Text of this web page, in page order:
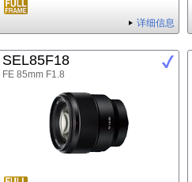
详细信息
SEL85F18
FE 85mm F1.8